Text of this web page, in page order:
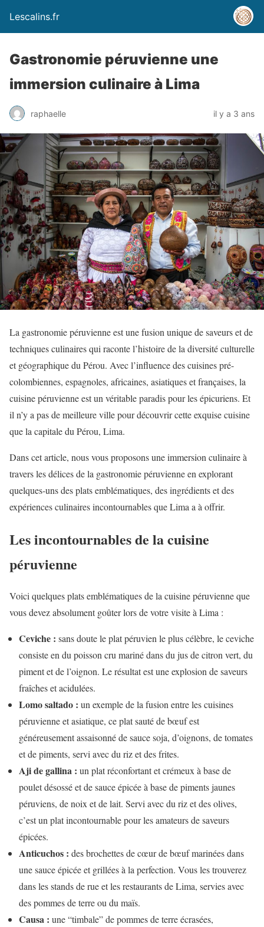
Lescalins.fr
Gastronomie péruvienne une
immersion culinaire à Lima
raphaelle il y a 3 ans
La gastronomie péruvienne est une fusion unique de saveurs et de
techniques culinaires qui raconte l’histoire de la diversité culturelle
et géographique du Pérou. Avec l’influence des cuisines pré-
colombiennes, espagnoles, africaines, asiatiques et françaises, la
cuisine péruvienne est un véritable paradis pour les épicuriens. Et
il n’y a pas de meilleure ville pour découvrir cette exquise cuisine
que la capitale du Pérou, Lima.
Dans cet article, nous vous proposons une immersion culinaire à
travers les délices de la gastronomie péruvienne en explorant
quelques-uns des plats emblématiques, des ingrédients et des
expériences culinaires incontournables que Lima a à offrir.
Les incontournables de la cuisine
péruvienne
Voici quelques plats emblématiques de la cuisine péruvienne que
vous devez absolument goûter lors de votre visite à Lima :
Ceviche : sans doute le plat péruvien le plus célèbre, le ceviche
consiste en du poisson cru mariné dans du jus de citron vert, du
piment et de l’oignon. Le résultat est une explosion de saveurs
fraîches et acidulées.
Lomo saltado : un exemple de la fusion entre les cuisines
péruvienne et asiatique, ce plat sauté de bœuf est
généreusement assaisonné de sauce soja, d’oignons, de tomates
et de piments, servi avec du riz et des frites.
Aji de gallina : un plat réconfortant et crémeux à base de
poulet désossé et de sauce épicée à base de piments jaunes
péruviens, de noix et de lait. Servi avec du riz et des olives,
c’est un plat incontournable pour les amateurs de saveurs
épicées.
Anticuchos : des brochettes de cœur de bœuf marinées dans
une sauce épicée et grillées à la perfection. Vous les trouverez
dans les stands de rue et les restaurants de Lima, servies avec
des pommes de terre ou du maïs.
Causa : une “timbale” de pommes de terre écrasées,